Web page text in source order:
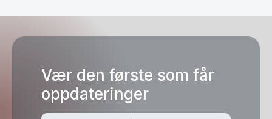
Vær den første som får
oppdateringer